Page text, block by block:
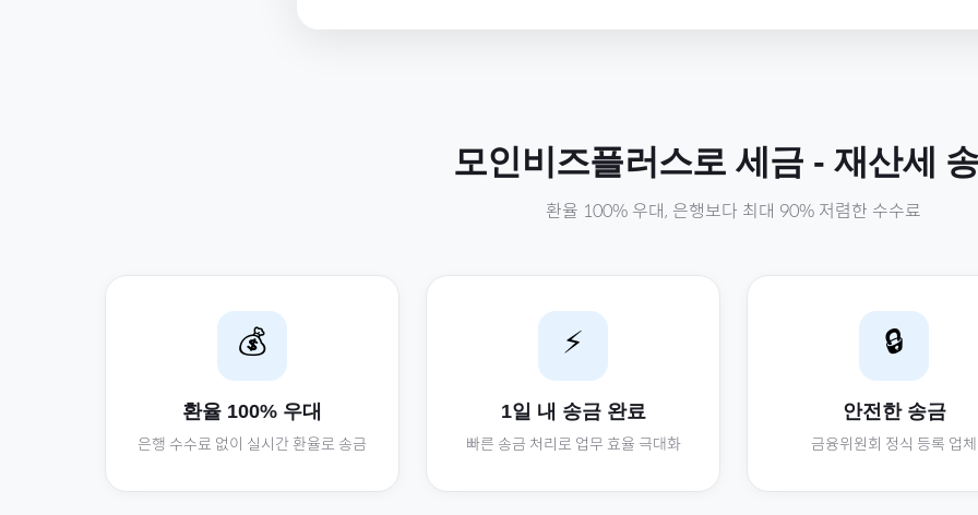
모인비즈플러스로세금 - 재산세
환율 100% 우대, 은행보다 최대 90% 저렴한 수수료
💰
환율 100% 우대
은행 수수료 없이 실시간 환율로 송금
⚡
1일 내 송금 완료
빠른 송금 처리로 업무 효율 극대화
🔒
안전한 송금
금융위원회 정식 등록 업체